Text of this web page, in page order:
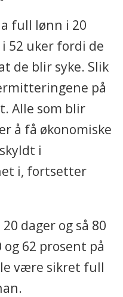
full lønn i 20
52 uker fordi de
de blir syke. Slik
på
Alle som blir
å få økonomiske
i
i, fortsetter
dager og så 80
62 prosent på
være sikret full